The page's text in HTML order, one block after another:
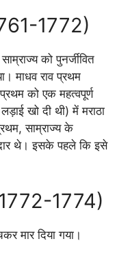
1772)
को पुनर्जीवित
माधव राव प्रथम
को एक महत्वपूर्ण
खो दी थी) में मराठा
साम्राज्य के
थे। इसके पहले कि इसे
1774)
मार दिया गया।